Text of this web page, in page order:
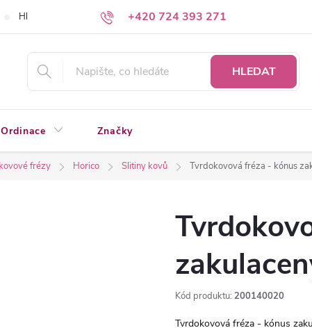
+420 724 393 271
Hledáte a nenacházíte? Napište nám
HLEDAT
Ordinace Značky
frézy Horico Slitiny kovů Tvrdokovová fréza - kónus
Kód produktu: 200140020
Tvrdokovová fréza - kónus